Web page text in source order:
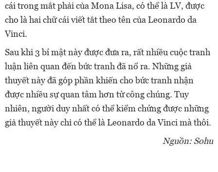
cái trong mắt phải của Mona Lisa, có thể là LV, được
cho là hai chữ cái viết tắt theo tên của Leonardo da
Vinci.
Sau khi 3 bí mật này được đưa ra, rất nhiều cuộc tranh
luận liên quan đến bức tranh đã nổ ra. Những giả
thuyết này đã góp phần khiến cho bức tranh nhận
được nhiều sự quan tâm hơn từ công chúng. Tuy
nhiên, người duy nhất có thể kiểm chứng được những
giả thuyết này chỉ có thể là Leonardo da Vinci mà thôi.
Nguồn: Sohu